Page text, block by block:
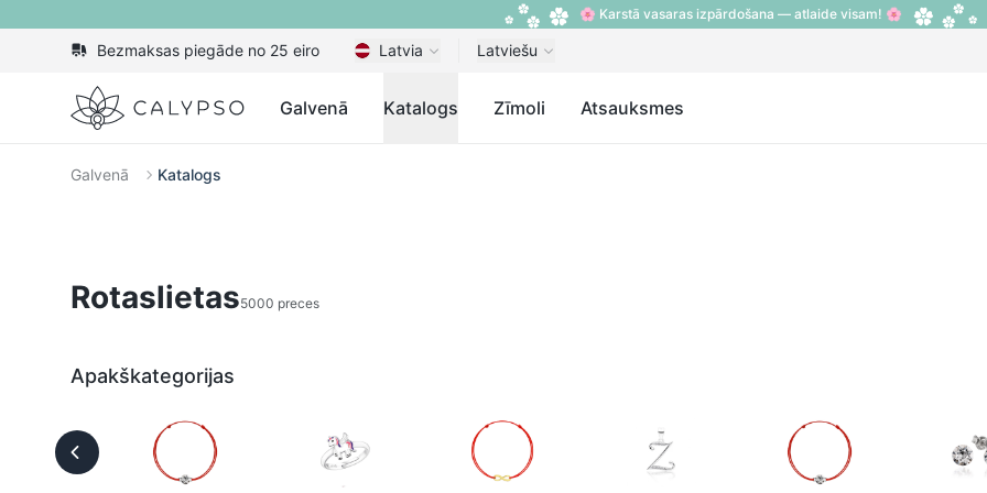
🌸 Karstā vasaras izpārdošana — atlaide visam! 🌸
Bezmaksas piegāde no 25 eiro Latvia Latviešu
Calypso Galvenā Katalogs Zīmoli Atsauksmes
Galvenā Katalogs
Rotaslietas5000 preces
Apakškategorijas